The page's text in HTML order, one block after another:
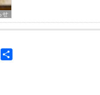
せ
Pinterest